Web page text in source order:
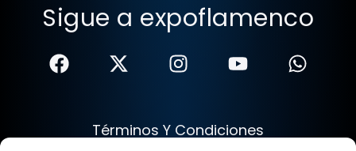
Sigue a expoflamenco
Términos Y Condiciones